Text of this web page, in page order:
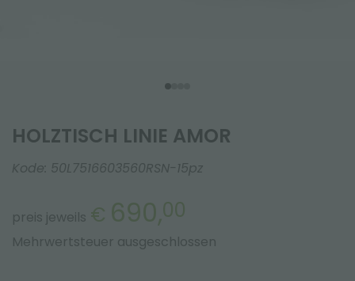
HOLZTISCH LINIE AMOR
Kode: 50L7516603560RSN-15pz
preis jeweils € 690,00
Mehrwertsteuer ausgeschlossen